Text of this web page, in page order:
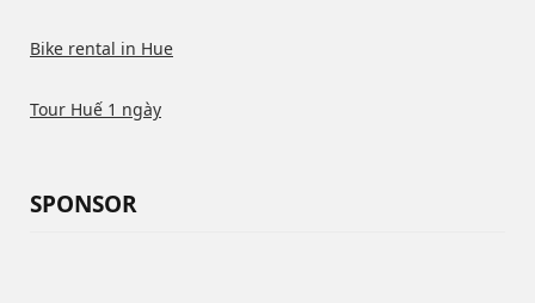
Bike rental in Hue
Tour Huế 1 ngày
SPONSOR